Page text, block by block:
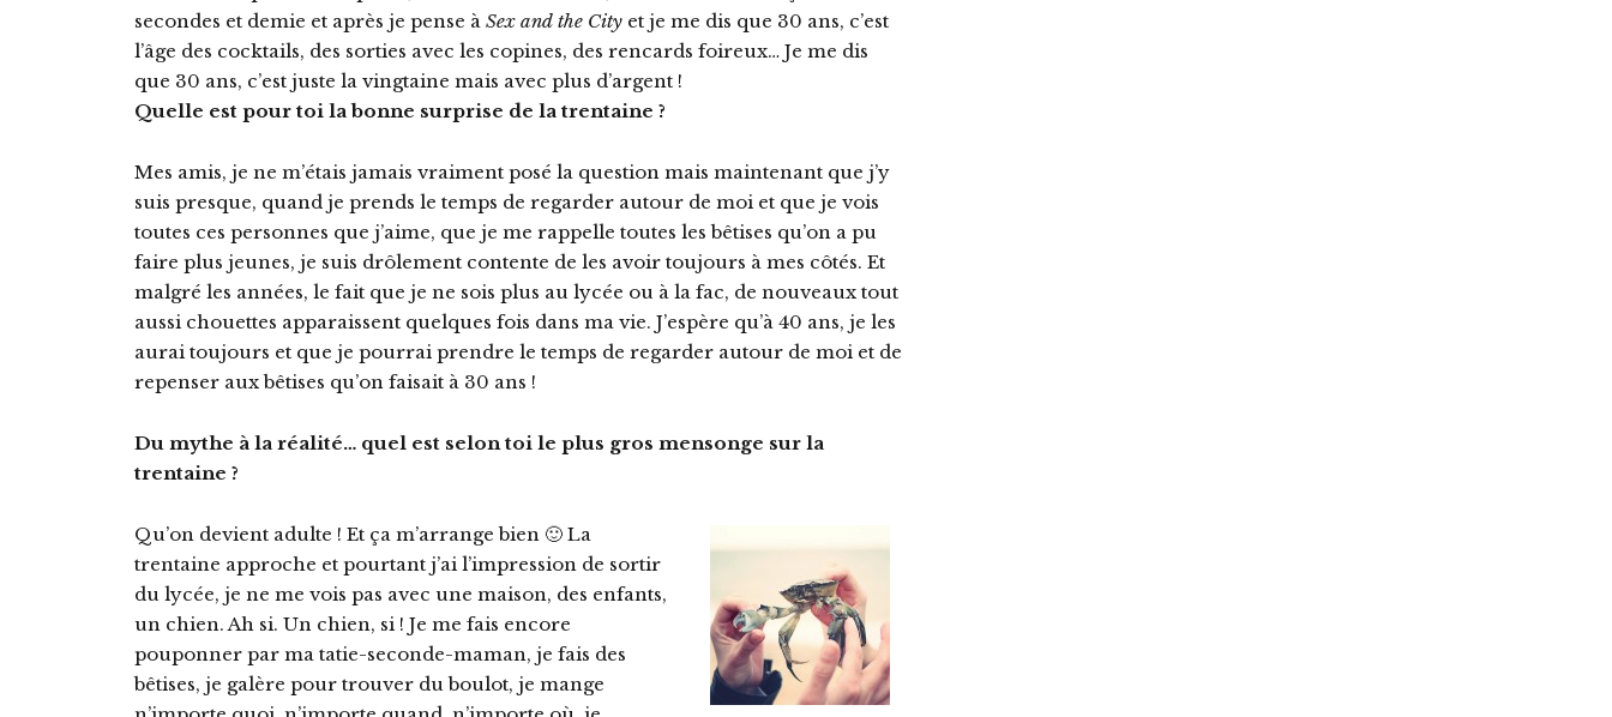
secondes et demie et après je pense à Sex and the City et je me dis que 30 ans, c’est
l’âge des cocktails, des sorties avec les copines, des rencards foireux… Je me dis
que 30 ans, c’est juste la vingtaine mais avec plus d’argent !
Quelle est pour toi la bonne surprise de la trentaine ?
Mes amis, je ne m’étais jamais vraiment posé la question mais maintenant que j’y
suis presque, quand je prends le temps de regarder autour de moi et que je vois
toutes ces personnes que j’aime, que je me rappelle toutes les bêtises qu’on a pu
faire plus jeunes, je suis drôlement contente de les avoir toujours à mes côtés. Et
malgré les années, le fait que je ne sois plus au lycée ou à la fac, de nouveaux tout
aussi chouettes apparaissent quelques fois dans ma vie. J’espère qu’à 40 ans, je les
aurai toujours et que je pourrai prendre le temps de regarder autour de moi et de
repenser aux bêtises qu’on faisait à 30 ans !
Du mythe à la réalité… quel est selon toi le plus gros mensonge sur la
trentaine ?
Qu’on devient adulte ! Et ça m’arrange bien 🙂 La
trentaine approche et pourtant j’ai l’impression de sortir
du lycée, je ne me vois pas avec une maison, des enfants,
un chien. Ah si. Un chien, si ! Je me fais encore
pouponner par ma tatie-seconde-maman, je fais des
bêtises, je galère pour trouver du boulot, je mange